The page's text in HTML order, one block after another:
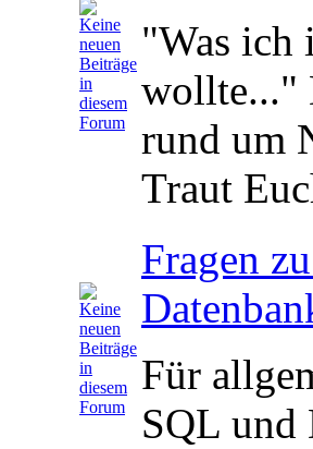
"Was ich
wollte..."
rund um
Traut
Fragen
Für
SQL und